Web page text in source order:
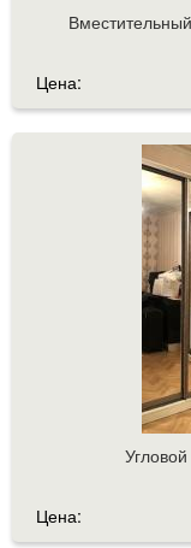
Цена:
Цена: